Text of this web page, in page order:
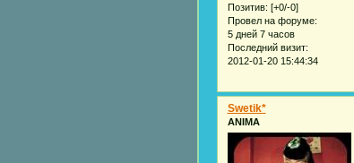
Позитив: [+0/-0]
Провел на форуме:
5 дней 7 часов
Последний визит:
2012-01-20 15:44:34
Swetik*
ANIMA